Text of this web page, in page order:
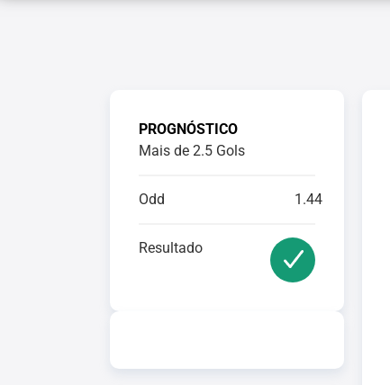
PROGNÓSTICO
Mais de 2.5 Gols
Odd 1.44
Resultado